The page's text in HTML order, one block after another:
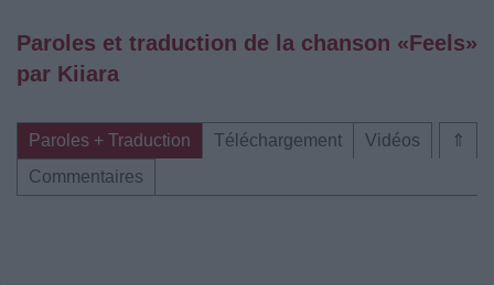
Paroles et traduction de la chanson «Feels»
par Kiiara
⇑
Paroles + Traduction Téléchargement
Vidéos
Commentaires